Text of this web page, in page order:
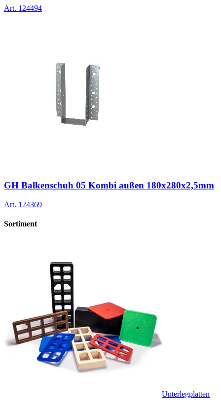
Art. 124494
GH Balkenschuh 05 Kombi außen 180x280x2,5mm
Art. 124369
Sortiment
Unterlegplatten